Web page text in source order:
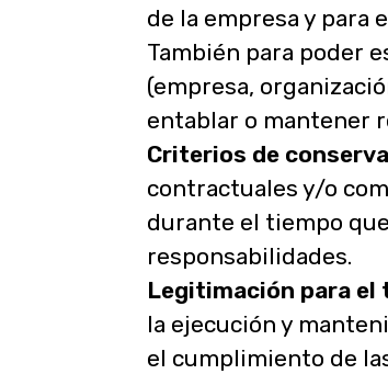
de la empresa y para
También para poder
(empresa,
entablar o mantener
Criterios de
contractuales y/o
durante el tiempo
responsabilidades.
Legitimación para
la ejecución y
el cumplimiento de